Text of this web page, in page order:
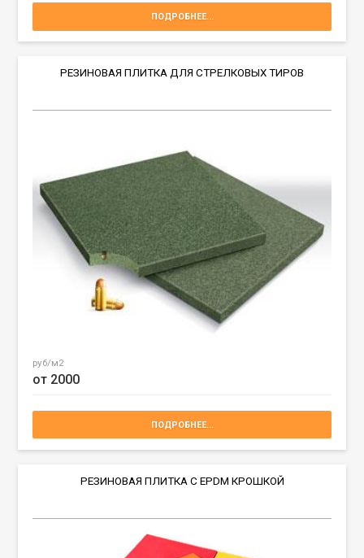
ПОДРОБНЕЕ...
РЕЗИНОВАЯ ПЛИТКА ДЛЯ СТРЕЛКОВЫХ ТИРОВ
от 2000
руб/м2
ПОДРОБНЕЕ...
РЕЗИНОВАЯ ПЛИТКА С EPDM КРОШКОЙ